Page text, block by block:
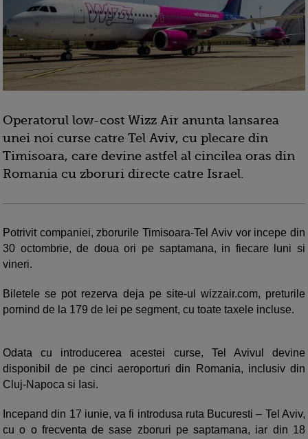
Operatorul low-cost Wizz Air anunta lansarea
unei noi curse catre Tel Aviv, cu plecare din
Timisoara, care devine astfel al cincilea oras din
Romania cu zboruri directe catre Israel.
Potrivit companiei, zborurile Timisoara-Tel Aviv vor incepe din
30 octombrie, de doua ori pe saptamana, in fiecare luni si
vineri.
Biletele se pot rezerva deja pe site-ul wizzair.com, preturile
pornind de la 179 de lei pe segment, cu toate taxele incluse.
Odata cu introducerea acestei curse, Tel Avivul devine
disponibil de pe cinci aeroporturi din Romania, inclusiv din
Cluj-Napoca si Iasi.
Incepand din 17 iunie, va fi introdusa ruta Bucuresti – Tel Aviv,
cu o o frecventa de sase zboruri pe saptamana, iar din 18